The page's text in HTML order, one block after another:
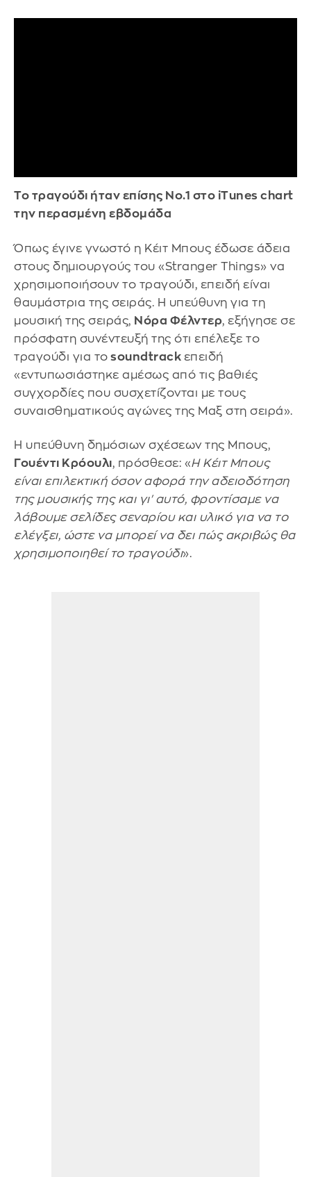
Το τραγούδι ήταν επίσης Νο.1 στο iTunes chart
την περασμένη εβδομάδα
Όπως έγινε γνωστό η Κέιτ Μπους έδωσε άδεια
στους δημιουργούς του «Stranger Things» να
χρησιμοποιήσουν το τραγούδι, επειδή είναι
θαυμάστρια της σειράς. Η υπεύθυνη για τη
μουσική της σειράς, Νόρα Φέλντερ, εξήγησε σε
πρόσφατη συνέντευξή της ότι επέλεξε το
τραγούδι για το soundtrack επειδή
«εντυπωσιάστηκε αμέσως από τις βαθιές
συγχορδίες που συσχετίζονται με τους
συναισθηματικούς αγώνες της Μαξ στη σειρά».
Η υπεύθυνη δημόσιων σχέσεων της Μπους,
Γουέντι Κρόουλι, πρόσθεσε: «Η Κέιτ Μπους
είναι επιλεκτική όσον αφορά την αδειοδότηση
της μουσικής της και γι' αυτό, φροντίσαμε να
λάβουμε σελίδες σεναρίου και υλικό για να το
ελέγξει, ώστε να μπορεί να δει πώς ακριβώς θα
χρησιμοποιηθεί το τραγούδι».